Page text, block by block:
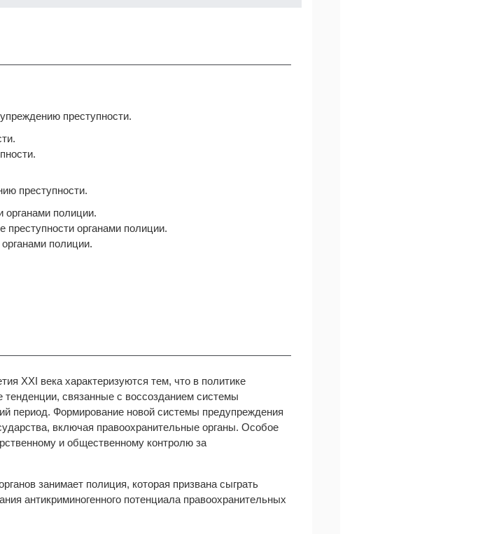
преступности.
преступности.
органами полиции.
преступности органами полиции.
полиции.
XXI века характеризуются тем, что в политике
тенденции, связанные с воссозданием системы
период. Формирование новой системы предупреждения
включая правоохранительные органы. Особое
и общественному контролю за
занимает полиция, которая призвана сыграть
антикриминогенного потенциала правоохранительных